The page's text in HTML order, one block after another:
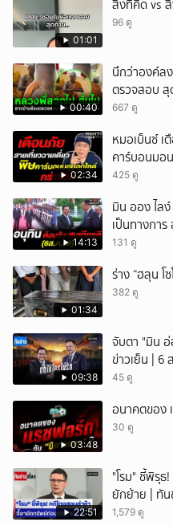
01:01
สิ่งที่คิด vs
96 ดู
00:40
นึกว่าองค์ล
ตรวจสอบ
667 ดู
02:34
หมอเบ็นซ์ เ
คาร์บอนมอ
วัดติดตัว
425 ดู
14:13
มิน ออง ไล
เป็นทางกา
เสถียรภาพช
131 ดู
01:34
ร่าง “ฮลุน โ
382 ดู
09:38
จับตา "มิน
ข่าวเย็น | 6
45 ดู
03:48
อนาคตของ
30 ดู
22:51
"โรม" ชี้พิรุ
ยักย้าย | ทัน
1,579 ดู